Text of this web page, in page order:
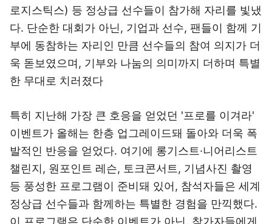
로지스틱스) 등 정상급 선수들이 참가해 자리를 빛냈
다. 단순한 대회가 아닌, 기업과 선수, 팬들이 함께 기
부에 동참하는 자리인 만큼 선수들의 참여 의지가 더
욱 돋보였으며, 기부와 나눔의 의미까지 더하며 특별
한 무대로 치러졌다
특히 지난해 가장 큰 호응을 얻었던 '프로를 이겨라'
이벤트가 올해는 한층 업그레이드돼 돌아와 더욱 폭
발적인 반응을 얻었다. 여기에 롱기스트·니어리스트
챌린지, 원포인트 레슨, 토크콘서트, 기념사진 촬영
등 풍성한 프로그램이 준비돼 있어, 참석자들은 세계
정상급 선수들과 함께하는 특별한 경험을 만끽했다.
이 프로그램은 단순한 이벤트가 아닌, 참가자들에게